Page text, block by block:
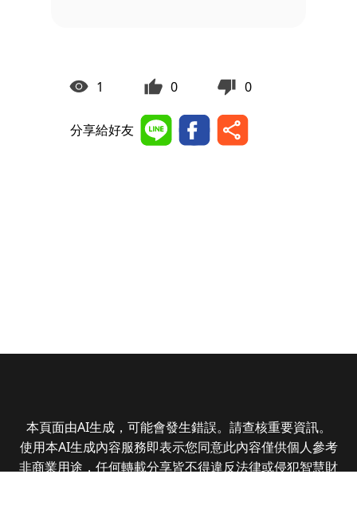
1 0 0
分享給好友
本頁面由AI生成，可能會發生錯誤。請查核重要資訊。
使用本AI生成內容服務即表示您同意此內容僅供個人參考
非商業用途，任何轉載分享皆不得違反法律或侵犯智慧財